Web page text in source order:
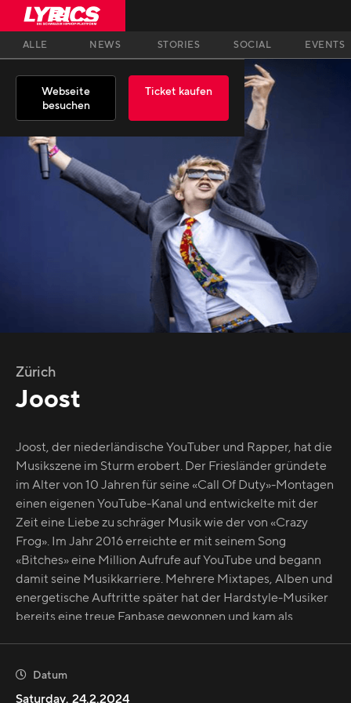
ALLE NEWS STORIES SOCIAL EVENTS
Webseite
besuchen
Ticket kaufen
Zürich
Joost
Joost, der niederländische YouTuber und Rapper, hat die
Musikszene im Sturm erobert. Der Friesländer gründete
im Alter von 10 Jahren für seine «Call Of Duty»-Montagen
einen eigenen YouTube-Kanal und entwickelte mit der
Zeit eine Liebe zu schräger Musik wie der von «Crazy
Frog». Im Jahr 2016 erreichte er mit seinem Song
«Bitches» eine Million Aufrufe auf YouTube und begann
damit seine Musikkarriere. Mehrere Mixtapes, Alben und
energetische Auftritte später hat der Hardstyle-Musiker
bereits eine treue Fanbase gewonnen und kam als
mit seiner Coverversion des Songs «Friesenjung» von und
mit «Otto Waalkes» und mit dem Rapper «Ski Aggu», die
 Datum
Saturday, 24.2.2024